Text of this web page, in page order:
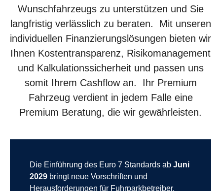
Wunschfahrzeugs zu unterstützen und Sie
langfristig verlässlich zu beraten. Mit unseren
individuellen Finanzierungslösungen bieten wir
Ihnen Kostentransparenz, Risikomanagement
und Kalkulationssicherheit und passen uns
somit Ihrem Cashflow an. Ihr Premium
Fahrzeug verdient in jedem Falle eine
Premium Beratung, die wir gewährleisten.
Die Einführung des Euro 7 Standards ab Juni
2029 bringt neue Vorschriften und
Herausforderungen für Fuhrparkbetreiber.